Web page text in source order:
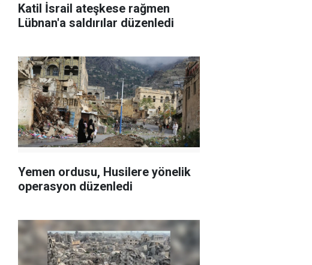
Katil İsrail ateşkese rağmen
Lübnan'a saldırılar düzenledi
Yemen ordusu, Husilere yönelik
operasyon düzenledi